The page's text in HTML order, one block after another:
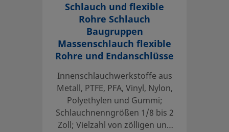
Schlauch und flexible
Rohre Schlauch
Baugruppen
Massenschlauch flexible
Rohre und Endanschlüsse
Innenschlauchwerkstoffe aus
Metall, PTFE, PFA, Vinyl, Nylon,
Polyethylen und Gummi;
Schlauchnenngrößen 1/8 bis 2
Zoll; Vielzahl von zölligen und